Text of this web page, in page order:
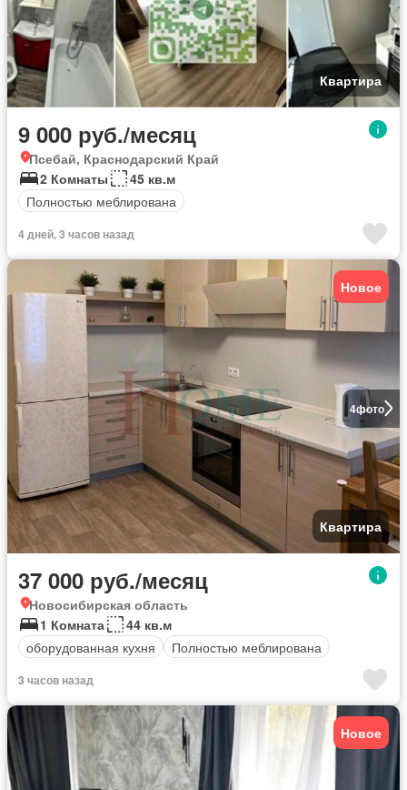
Квартира
9 000 руб./месяц
Псебай, Краснодарский Край
2 Комнаты
45 кв.м
Полностью меблирована
4 дней, 3 часов назад
4фото
Новое
Квартира
37 000 руб./месяц
Новосибирская область
1 Комната
44 кв.м
оборудованная кухня
Полностью меблирована
3 часов назад
Новое